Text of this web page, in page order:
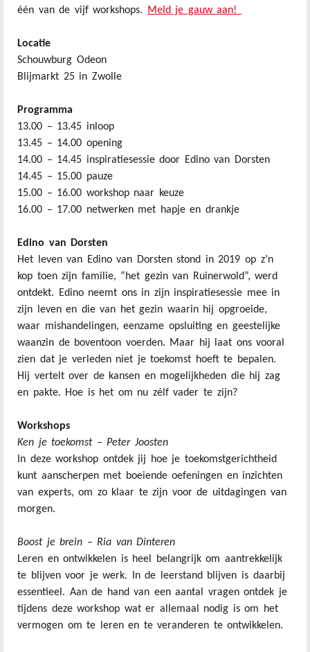
één van de vijf workshops.
Meld je gauw aan!
Locatie
Schouwburg Odeon
Blijmarkt 25 in Zwolle
Programma
13.00 – 13.45 inloop
13.45 – 14.00 opening
14.00 – 14.45 inspiratiesessie door Edino van Dorsten
14.45 – 15.00 pauze
15.00 – 16.00 workshop naar keuze
16.00 – 17.00 netwerken met hapje en drankje
Edino van Dorsten
Het leven van Edino van Dorsten stond in 2019 op z’n
kop toen zijn familie, “het gezin van Ruinerwold”, werd
ontdekt. Edino neemt ons in zijn inspiratiesessie mee in
zijn leven en die van het gezin waarin hij opgroeide,
waar mishandelingen, eenzame opsluiting en geestelijke
waanzin de boventoon voerden. Maar hij laat ons vooral
zien dat je verleden niet je toekomst hoeft te bepalen.
Hij vertelt over de kansen en mogelijkheden die hij zag
en pakte. Hoe is het om nu zélf vader te zijn?
Workshops
Ken je toekomst – Peter Joosten
In deze workshop ontdek jij hoe je toekomstgerichtheid
kunt aanscherpen met boeiende oefeningen en inzichten
van experts, om zo klaar te zijn voor de uitdagingen van
morgen.
Boost je brein – Ria van Dinteren
Leren en ontwikkelen is heel belangrijk om aantrekkelijk
te blijven voor je werk. In de leerstand blijven is daarbij
essentieel. Aan de hand van een aantal vragen ontdek je
tijdens deze workshop wat er allemaal nodig is om het
vermogen om te leren en te veranderen te ontwikkelen.